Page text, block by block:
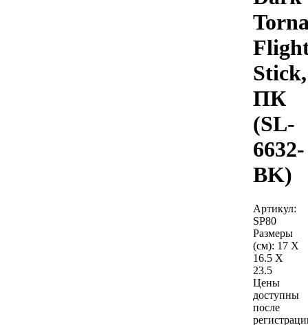
Stick,
ПК
(SL-
6632-
BK)
Артикул:
SP80
Размеры
(см): 17 X
16.5 X
23.5
Цены
доступны
после